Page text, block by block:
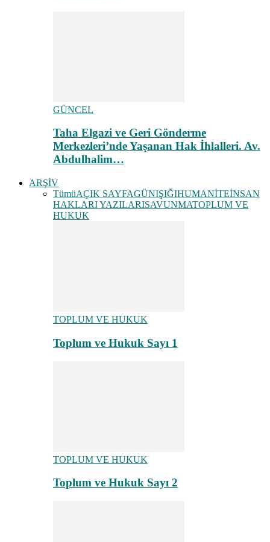
GÜNCEL
Taha Elgazi ve Geri Gönderme
Merkezleri’nde Yaşanan Hak İhlalleri. Av.
Abdulhalim…
ARŞİV
TümüAÇIK SAYFAGÜNIŞIĞIHUMANİTEİNSAN
HAKLARI YAZILARISAVUNMATOPLUM VE
HUKUK
TOPLUM VE HUKUK
Toplum ve Hukuk Sayı 1
TOPLUM VE HUKUK
Toplum ve Hukuk Sayı 2